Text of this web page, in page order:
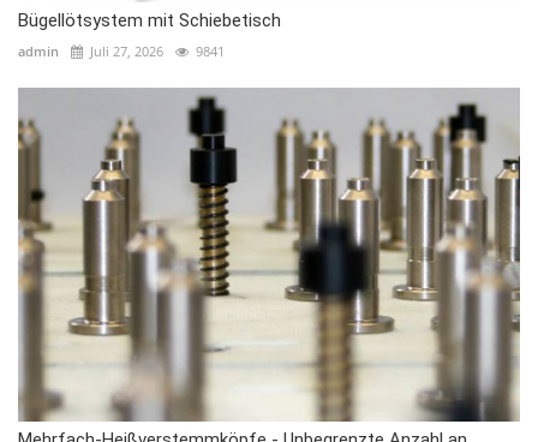
Bügellötsystem mit Schiebetisch
admin Juli 27, 2026 9841